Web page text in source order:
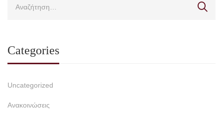
Categories
Uncategorized
Ανακοινώσεις